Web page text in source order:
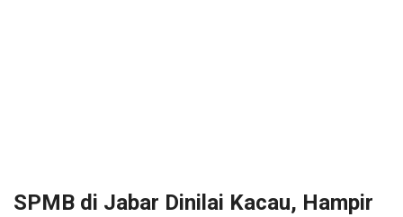
SPMB di Jabar Dinilai Kacau, Hampir